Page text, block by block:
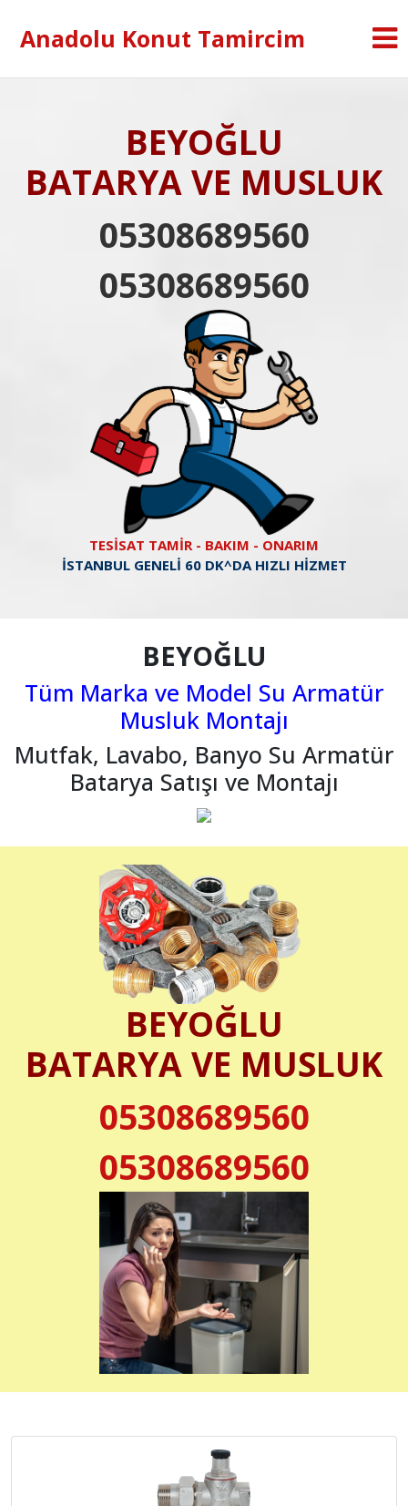
Anadolu Konut Tamircim
BEYOĞLU
BATARYA VE MUSLUK
05308689560
05308689560
TESİSAT TAMİR - BAKIM - ONARIM
İSTANBUL GENELİ 60 DK^DA HIZLI HİZMET
BEYOĞLU
Tüm Marka ve Model Su Armatür
Musluk Montajı
Mutfak, Lavabo, Banyo Su Armatür
Batarya Satışı ve Montajı
BEYOĞLU
BATARYA VE MUSLUK
05308689560
05308689560